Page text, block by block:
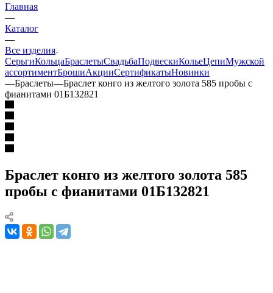
Главная
—
Каталог
—
Все изделия
СерьгиКольцаБраслетыСвадьбаПодвескиКольеЦепиМужской
ассортиментБрошиАкцииСертификатыНовинки
—Браслеты—Браслет конго из желтого золота 585 пробы с
фианитами 01Б132821
Браслет конго из желтого золота 585
пробы с фианитами 01Б132821